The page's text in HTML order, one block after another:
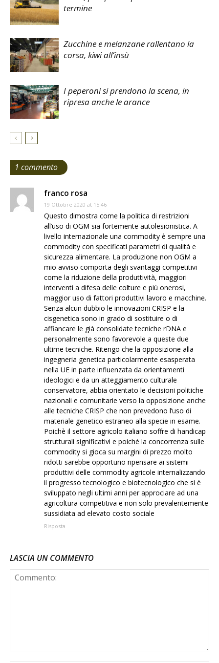
termine
Zucchine e melanzane rallentano la
corsa, kiwi all’insù
I peperoni si prendono la scena, in
ripresa anche le arance
1 commento
franco rosa
19 Ottobre 2020 at 15:46
Questo dimostra come la politica di restrizioni
all’uso di OGM sia fortemente autolesionistica. A
livello internazionale una commodity è sempre una
commodity con specificati parametri di qualità e
sicurezza alimentare. La produzione non OGM a
mio avviso comporta degli svantaggi competitivi
come la riduzione della produttività, maggiori
interventi a difesa delle colture e più onerosi,
maggior uso di fattori produttivi lavoro e macchine.
Senza alcun dubbio le innovazioni CRISP e la
cisgenetica sono in grado di sostituire o di
affiancare le già consolidate tecniche rDNA e
personalmente sono favorevole a queste due
ultime tecniche. Ritengo che la opposizione alla
ingegneria genetica particolarmente esasperata
nella UE in parte influenzata da orientamenti
ideologici e da un atteggiamento culturale
conservatore, abbia orientato le decisioni politiche
nazionali e comunitarie verso la opposizione anche
alle tecniche CRISP che non prevedono l’uso di
materiale genetico estraneo alla specie in esame.
Poichè il settore agricolo italiano soffre di handicap
strutturali significativi e poichè la concorrenza sulle
commodity si gioca su margini di prezzo molto
ridotti sarebbe opportuno ripensare ai sistemi
produttivi delle commodity agricole internalizzando
il progresso tecnologico e biotecnologico che si è
sviluppato negli ultimi anni per approciare ad una
agricoltura competitiva e non solo prevalentemente
sussidiata ad elevato costo sociale
Risposta
LASCIA UN COMMENTO